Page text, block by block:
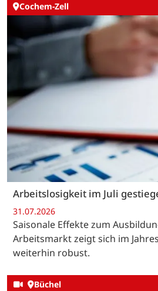
Cochem-Zell
Arbeitslosigkeit im Juli
31.07.2026
Saisonale Effekte zum
Arbeitsmarkt zeigt sich im
weiterhin robust.
Büchel